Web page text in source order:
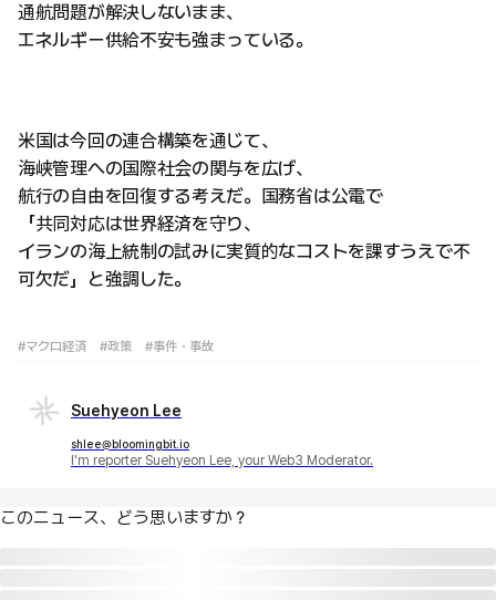
通航問題が解決しないまま、
エネルギー供給不安も強まっている。
米国は今回の連合構築を通じて、
海峡管理への国際社会の関与を広げ、
航行の自由を回復する考えだ。国務省は公電で
「共同対応は世界経済を守り、
イランの海上統制の試みに実質的なコストを課すうえで不
可欠だ」と強調した。
#マクロ経済 #政策 #事件・事故
Suehyeon Lee
shlee@bloomingbit.io
I'm reporter Suehyeon Lee, your Web3 Moderator.
このニュース、どう思いますか？